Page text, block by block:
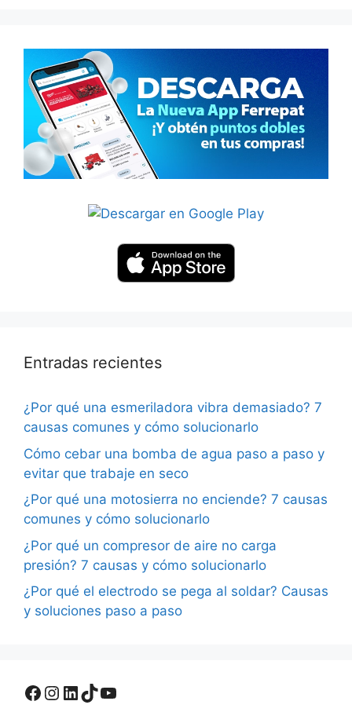
Entradas recientes
¿Por qué una esmeriladora vibra demasiado? 7
causas comunes y cómo solucionarlo
Cómo cebar una bomba de agua paso a paso y
evitar que trabaje en seco
¿Por qué una motosierra no enciende? 7 causas
comunes y cómo solucionarlo
¿Por qué un compresor de aire no carga
presión? 7 causas y cómo solucionarlo
¿Por qué el electrodo se pega al soldar? Causas
y soluciones paso a paso
Facebook
Instagram
LinkedIn
TikTok
YouTube